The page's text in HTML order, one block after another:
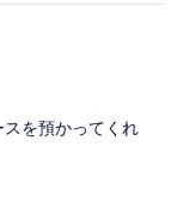
、安全面も心配
マンスであり、
ルに泊まってく
ね。 ありがと
を預かってくれ